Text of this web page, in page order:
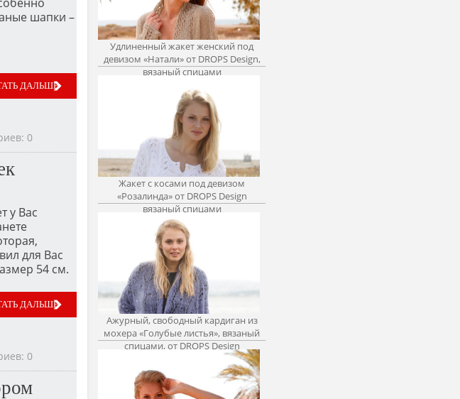
шапки –
ДАЛЬШЕ
0
у Вас
для Вас
54 см.
ДАЛЬШЕ
0
Удлиненный жакет женский под
девизом «Натали» от DROPS Design,
вязаный спицами
Жакет с косами под девизом
«Розалинда» от DROPS Design
вязаный спицами
Ажурный, свободный кардиган из
мохера «Голубые листья», вязаный
спицами, от DROPS Design